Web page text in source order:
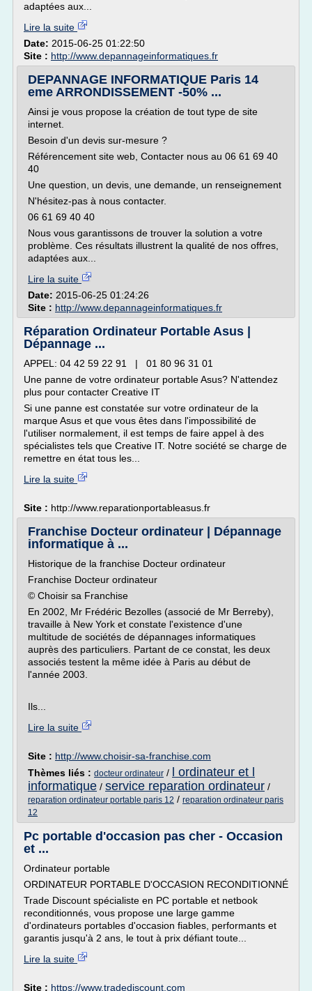
adaptées aux...
Lire la suite
Date: 2015-06-25 01:22:50
Site : http://www.depannageinformatiques.fr
DEPANNAGE INFORMATIQUE Paris 14
eme ARRONDISSEMENT -50% ...
Ainsi je vous propose la création de tout type de site
internet.
Besoin d'un devis sur-mesure ?
Référencement site web, Contacter nous au 06 61 69 40
40
Une question, un devis, une demande, un renseignement
N'hésitez-pas à nous contacter.
06 61 69 40 40
Nous vous garantissons de trouver la solution a votre
problème. Ces résultats illustrent la qualité de nos offres,
adaptées aux...
Lire la suite
Date: 2015-06-25 01:24:26
Site : http://www.depannageinformatiques.fr
Réparation Ordinateur Portable Asus |
Dépannage ...
APPEL: 04 42 59 22 91 | 01 80 96 31 01
Une panne de votre ordinateur portable Asus? N'attendez
plus pour contacter Creative IT
Si une panne est constatée sur votre ordinateur de la
marque Asus et que vous êtes dans l'impossibilité de
l'utiliser normalement, il est temps de faire appel à des
spécialistes tels que Creative IT. Notre société se charge de
remettre en état tous les...
Lire la suite
Site : http://www.reparationportableasus.fr
Franchise Docteur ordinateur | Dépannage
informatique à ...
Historique de la franchise Docteur ordinateur
Franchise Docteur ordinateur
© Choisir sa Franchise
En 2002, Mr Frédéric Bezolles (associé de Mr Berreby),
travaille à New York et constate l'existence d'une
multitude de sociétés de dépannages informatiques
auprès des particuliers. Partant de ce constat, les deux
associés testent la même idée à Paris au début de
l'année 2003.
Ils...
Lire la suite
Site : http://www.choisir-sa-franchise.com
Thèmes liés : docteur ordinateur /
l ordinateur et l
informatique / service reparation ordinateur /
reparation ordinateur portable paris 12 / reparation ordinateur paris
12
Pc portable d'occasion pas cher - Occasion
et ...
Ordinateur portable
ORDINATEUR PORTABLE D'OCCASION RECONDITIONNÉ
Trade Discount spécialiste en PC portable et netbook
reconditionnés, vous propose une large gamme
d'ordinateurs portables d'occasion fiables, performants et
garantis jusqu'à 2 ans, le tout à prix défiant toute...
Lire la suite
Site : https://www.tradediscount.com